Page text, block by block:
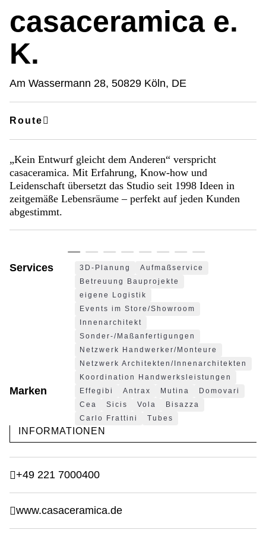
INFORMATIONEN
+49 221 7000400
www.casaceramica.de
casaceramica e.
K.
Am Wassermann 28, 50829 Köln, DE
Route
„Kein Entwurf gleicht dem Anderen“ verspricht
casaceramica. Mit Erfahrung, Know-how und
Leidenschaft übersetzt das Studio seit 1998 Ideen in
zeitgemäße Lebensräume – perfekt auf jeden Kunden
abgestimmt.
Services 3D-Planung
Aufmaßservice
Betreuung Bauprojekte
eigene Logistik
Events im Store/Showroom
Innenarchitekt
Sonder-/Maßanfertigungen
Netzwerk Handwerker/Monteure
Netzwerk Architekten/Innenarchitekten
Koordination Handwerksleistungen
Marken Effegibi Antrax Mutina
Domovari
Cea
Sicis Vola
Bisazza
Carlo Frattini
Tubes